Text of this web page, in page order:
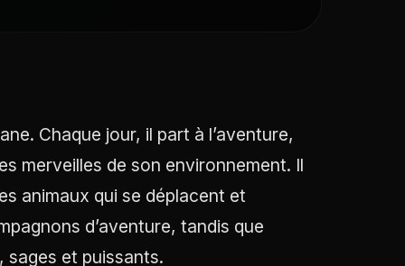
Chaque jour, il part à l’aventure,
merveilles de son environnement. Il
animaux qui se déplacent et
d’aventure, tandis que
sages et puissants.